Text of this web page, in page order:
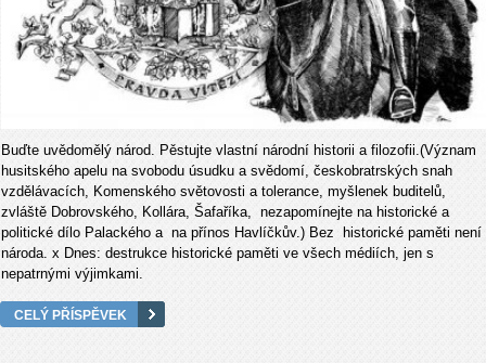
Buďte uvědomělý národ. Pěstujte vlastní národní historii a filozofii.(Význam
husitského apelu na svobodu úsudku a svědomí, českobratrských snah
vzdělávacích, Komenského světovosti a tolerance, myšlenek buditelů,
zvláště Dobrovského, Kollára, Šafaříka, nezapomínejte na historické a
politické dílo Palackého a na přínos Havlíčkův.) Bez historické paměti není
národa. x Dnes: destrukce historické paměti ve všech médiích, jen s
nepatrnými výjimkami.
CELÝ PŘÍSPĚVEK